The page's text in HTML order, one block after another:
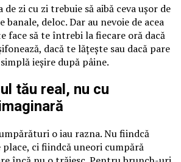
zi cu zi trebuie să aibă ceva ușor de
banale, deloc. Dar au nevoie de acea
face să te întrebi la fiecare oră dacă
dacă te lățește sau dacă pare
ieșire după pâine.
tău real, nu cu
o iau razna. Nu fiindcă
ci fiindcă uneori cumpără